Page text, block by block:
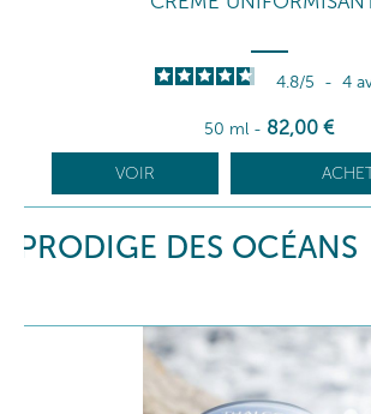
4.8/5 - 4
50 ml - 82,00 €
VOIR
PRODIGE DES OCÉANS